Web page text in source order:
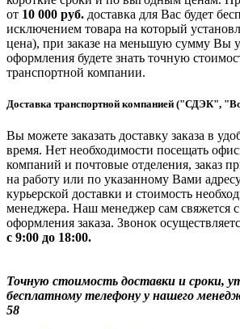
от 10 000 руб. доставка для Вас будет
исключением товара на который
цена), при заказе на меньшую сумму Вы
оформления будете знать точную
транспортной компании.
Доставка транспортной компанией ("СДЭК",
Вы можете заказать доставку заказа в
время. Нет необходимости посещать
компаний и почтовые отделения, заказ
на работу или по указанному Вами
курьерской доставки и стоимость
менеджера. Наш менеджер сам свяжется
оформления заказа. Звонок
с 9:00 до 18:00.
Точную стоимость доставки и сроки,
бесплатному телефону у нашего
58